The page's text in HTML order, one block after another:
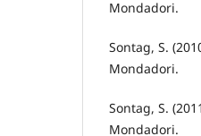
Mondadori.
Sontag, S.
Mondadori.
Sontag, S.
Mondadori.